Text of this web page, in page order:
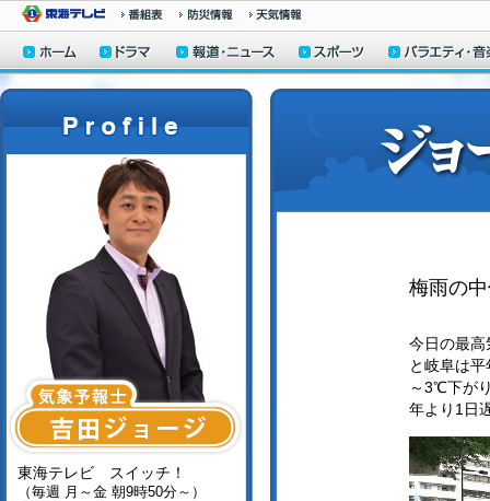
梅雨の
今日の最
と岐阜は
～3℃下が
年より1日
東海テレビ スイッチ！
（毎週 月～金 朝9時50分～）